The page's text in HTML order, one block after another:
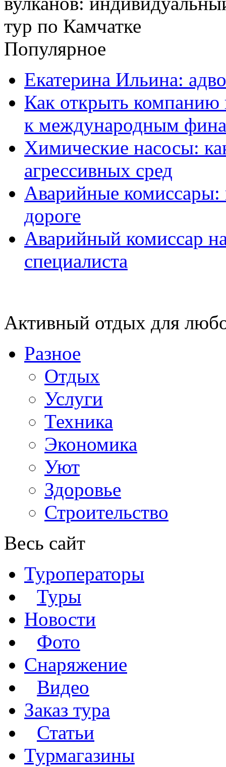
Популярное
Екатерина Ильина:
Как открыть компанию
к международным
Химические насосы:
агрессивных сред
Аварийные
дороге
Аварийный комиссар
специалиста
Активный отдых для
Разное
Отдых
Услуги
Техника
Экономика
Уют
Здоровье
Строительство
Весь сайт
Туроператоры
Туры
Новости
Фото
Снаряжение
Видео
Заказ тура
Статьи
Турмагазины